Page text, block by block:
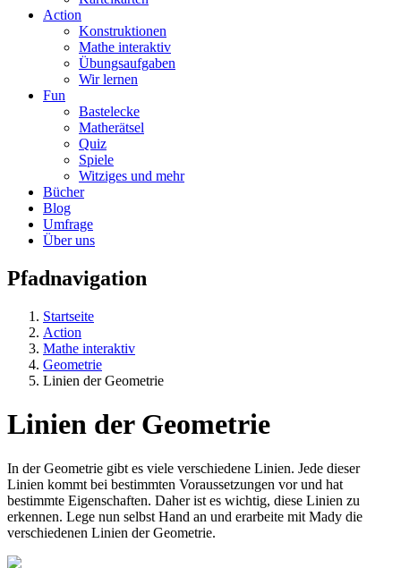
Action
Konstruktionen
Mathe interaktiv
Übungsaufgaben
Wir lernen
Fun
Bastelecke
Matherätsel
Quiz
Spiele
Witziges und mehr
Bücher
Blog
Umfrage
Über uns
Pfadnavigation
Startseite
Action
Mathe interaktiv
Geometrie
Linien der Geometrie
Linien der Geometrie
In der Geometrie gibt es viele verschiedene Linien. Jede dieser
Linien kommt bei bestimmten Voraussetzungen vor und hat
bestimmte Eigenschaften. Daher ist es wichtig, diese Linien zu
erkennen. Lege nun selbst Hand an und erarbeite mit Mady die
verschiedenen Linien der Geometrie.